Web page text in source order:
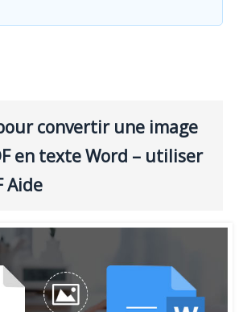
convertir une image
en texte Word – utiliser
Aide